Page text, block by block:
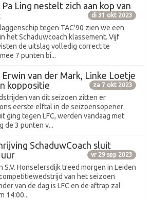
Pa Ling nestelt zich aan kop van
di 31 okt 2023
tegen TAC'90 zien we een
het Schaduwcoach klassement. Vijf
de uitslag volledig correct te
7 punten bi...
Erwin van der Mark, Linke Loetje
koppositie
za 7 okt 2023
van dit seizoen zitten er
eerste elftal in de seizoensopener
ging tegen LFC, werden vandaag met
de 3 punten v...
SchaduwCoach sluit
vr 29 sep 2023
S.V. Honselersdijk treed morgen in Leiden
van het seizoen
van de dag is LFC en de aftrap zal
14:00...